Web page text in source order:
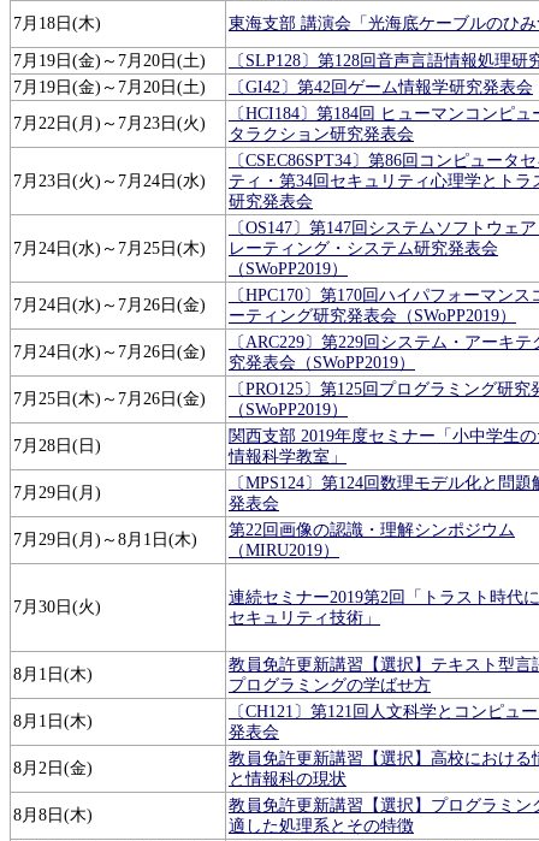
7月18日(木)
東海支部 講演会「光海底ケーブルのひ
7月19日(金)～7月20日(土)
〔SLP128〕第128回音声言語情報処理研
7月19日(金)～7月20日(土)
〔GI42〕第42回ゲーム情報学研究発表会
7月22日(月)～7月23日(火)
〔HCI184〕第184回 ヒューマンコンピュ
タラクション研究発表会
7月23日(火)～7月24日(水)
〔CSEC86SPT34〕第86回コンピュータ
ティ・第34回セキュリティ心理学とトラ
研究発表会
7月24日(水)～7月25日(木)
〔OS147〕第147回システムソフトウェ
レーティング・システム研究発表会
（SWoPP2019）
7月24日(水)～7月26日(金)
〔HPC170〕第170回ハイパフォーマンス
ーティング研究発表会（SWoPP2019）
7月24日(水)～7月26日(金)
〔ARC229〕第229回システム・アーキテ
究発表会（SWoPP2019）
7月25日(木)～7月26日(金)
〔PRO125〕第125回プログラミング研究
（SWoPP2019）
7月28日(日)
関西支部 2019年度セミナー「小中学生
情報科学教室」
7月29日(月)
〔MPS124〕第124回数理モデル化と問題
発表会
7月29日(月)～8月1日(木)
第22回画像の認識・理解シンポジウム
（MIRU2019）
7月30日(火)
連続セミナー2019第2回「トラスト時代
セキュリティ技術」
8月1日(木)
教員免許更新講習【選択】テキスト型言
プログラミングの学ばせ方
8月1日(木)
〔CH121〕第121回人文科学とコンピュ
発表会
8月2日(金)
教員免許更新講習【選択】高校における
と情報科の現状
8月8日(木)
教員免許更新講習【選択】プログラミン
適した処理系とその特徴